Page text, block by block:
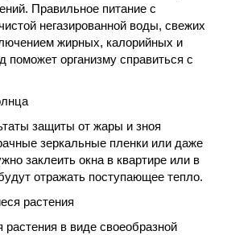
Правильное питание с
негазированной воды, свежих
жирных, калорийных и
организму справиться с
защиты от жары и зноя
зеркальные пленки или даже
заклеить окна в квартире или в
отражать поступающее тепло.
растения
в виде своеобразной